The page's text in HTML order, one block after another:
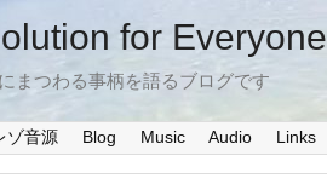
for Everyone
まつわる事柄を語るブログです
ゾ音源 Blog Music Audio Links